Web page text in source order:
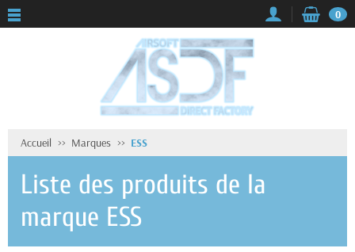
0
Accueil Marques ESS
Liste des produits de la
marque ESS